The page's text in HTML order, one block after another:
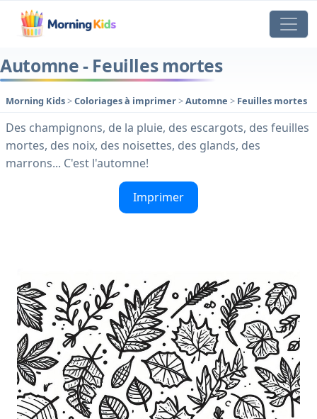
Automne - Feuilles mortes
Morning Kids>Coloriages à imprimer>Automne > Feuilles mortes
Des champignons, de la pluie, des escargots, des feuilles
mortes, des noix, des noisettes, des glands, des
marrons... C'est l'automne!
Imprimer